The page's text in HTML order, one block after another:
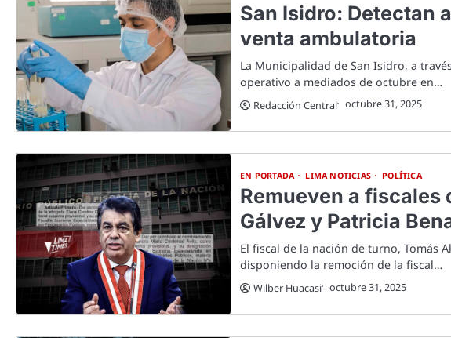
San Isidro: Detectan
venta ambulatoria
La Municipalidad de San Isidro, a
operativo a mediados de octubre en…
Redacción Central octubre 31, 2025
EN PORTADA LIMA NOTICIAS POLÍTICA
Remueven a fiscales
Gálvez y Patricia
El fiscal de la nación de turno, Tomás
disponiendo la remoción de la fiscal…
Wilber Huacasi octubre 31, 2025